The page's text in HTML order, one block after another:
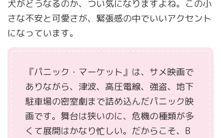
犬がどうなるのか、つい気になりますよね。この小
さな不安と可愛さが、緊張感の中でいいアクセント
になっています。
『パニック・マーケット』は、サメ映画で
ありながら、津波、高圧電線、強盗、地下
駐車場の密室劇まで詰め込んだパニック映
画です。舞台は狭いのに、危機の種類が多
くて展開はかなり忙しい。だからこそ、B